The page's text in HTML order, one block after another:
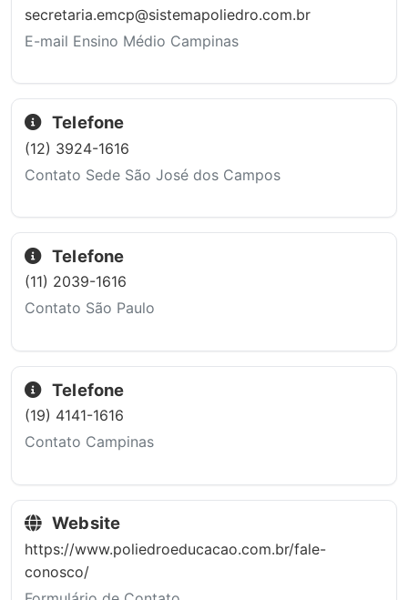
secretaria.emcp@sistemapoliedro.com.br
E-mail Ensino Médio Campinas
Telefone
(12) 3924-1616
Contato Sede São José dos Campos
Telefone
(11) 2039-1616
Contato São Paulo
Telefone
(19) 4141-1616
Contato Campinas
Website
https://www.poliedroeducacao.com.br/fale-
conosco/